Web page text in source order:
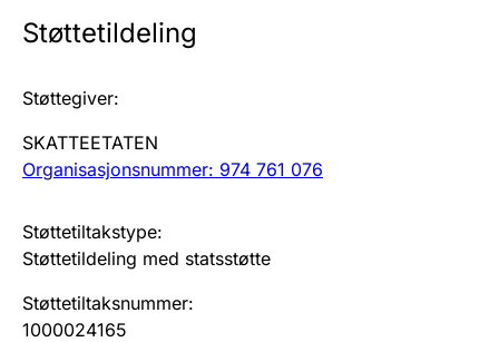
Tinglysing
Jeger
Betaling og jegeravgiftskort
Ektepaktveileder
Offentlig sektor
Støttetildeling
Støttegiver:
SKATTEETATEN
Organisasjonsnummer: 974 761 076
Støttetiltakstype:
Støttetildeling med statsstøtte
Støttetiltaksnummer:
1000024165